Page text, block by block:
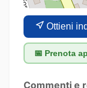
Ottieni
📅 Prenota
Commenti e